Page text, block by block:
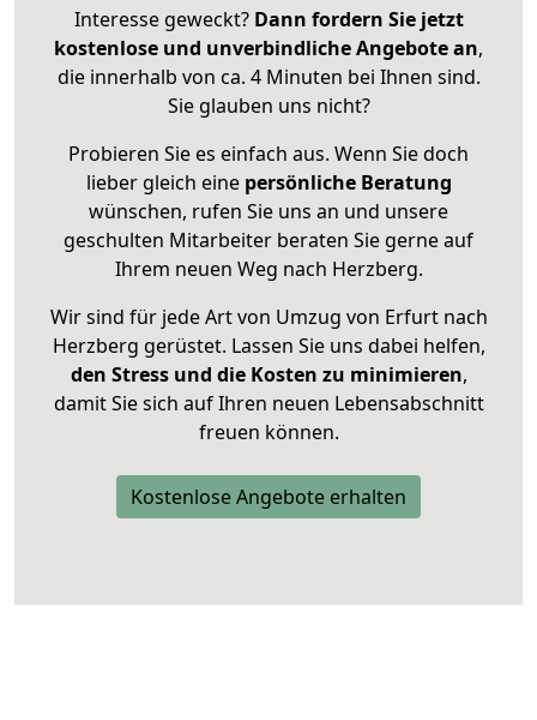
Interesse geweckt? Dann fordern Sie jetzt
kostenlose und unverbindliche Angebote an,
die innerhalb von ca. 4 Minuten bei Ihnen sind.
Sie glauben uns nicht?
Probieren Sie es einfach aus. Wenn Sie doch
lieber gleich eine persönliche Beratung
wünschen, rufen Sie uns an und unsere
geschulten Mitarbeiter beraten Sie gerne auf
Ihrem neuen Weg nach Herzberg.
Wir sind für jede Art von Umzug von Erfurt nach
Herzberg gerüstet. Lassen Sie uns dabei helfen,
den Stress und die Kosten zu minimieren,
damit Sie sich auf Ihren neuen Lebensabschnitt
freuen können.
Kostenlose Angebote erhalten